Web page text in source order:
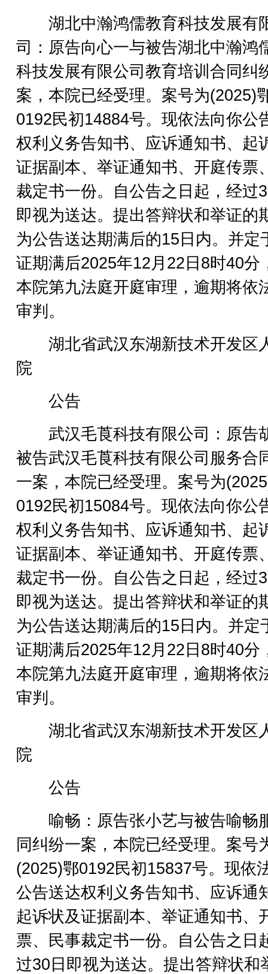
湖北中瀚鸿儒教育科技发展有
司：原告向心一与被告湖北中瀚鸿
科技发展有限公司教育培训合同纠
案，本院已经受理。案号为(2025)
0192民初14884号。现依法向你公
权利义务告知书、应诉通知书、起
证据副本、举证通知书、开庭传票
裁定书一份。自公告之日起，经过
即视为送达。提出答辩状和举证的
为公告送达期满后的15日内。并定
证期满后2025年12月22日8时40分
本院第九法庭开庭审理，逾期将依
审判。
湖北省武汉东湖新技术开发区
院
公告
武汉毛莨科技有限公司：原告
被告武汉毛莨科技有限公司服务合
一案，本院已经受理。案号为
0192民初15084号。现依法向你公
权利义务告知书、应诉通知书、起
证据副本、举证通知书、开庭传票
裁定书一份。自公告之日起，经过
即视为送达。提出答辩状和举证的
为公告送达期满后的15日内。并定
证期满后2025年12月22日8时40分
本院第九法庭开庭审理，逾期将依
审判。
湖北省武汉东湖新技术开发区
院
公告
喻畅：原告张小艺与被告喻畅
同纠纷一案，本院已经受理。案号
(2025)鄂0192民初15837号。现依
公告送达权利义务告知书、应诉通
起诉状及证据副本、举证通知书、
票、民事裁定书一份。自公告之日
过30日即视为送达。提出答辩状和